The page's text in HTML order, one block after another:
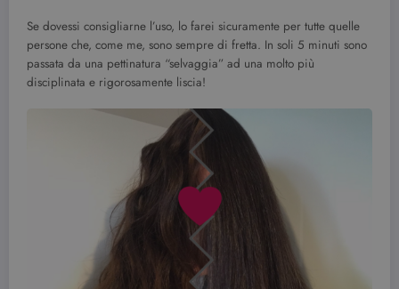
Se dovessi consigliarne l’uso, lo farei sicuramente per tutte quelle
persone che, come me, sono sempre di fretta. In soli 5 minuti sono
passata da una pettinatura “selvaggia” ad una molto più
disciplinata e rigorosamente liscia!